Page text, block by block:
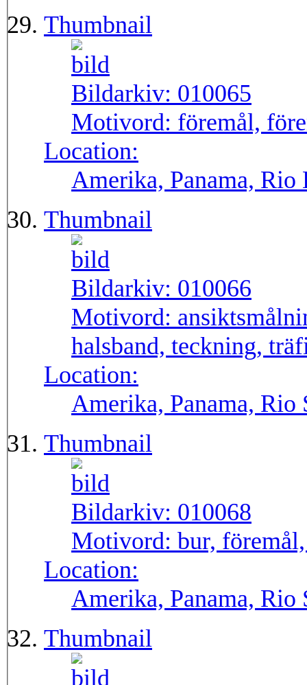
Thumbnail
Bildarkiv: 010065
Motivord: föremål,
Location:
Amerika, Panama, Rio
Thumbnail
Bildarkiv: 010066
Motivord:
halsband, teckning,
Location:
Amerika, Panama, Rio
Thumbnail
Bildarkiv: 010068
Motivord: bur,
Location:
Amerika, Panama, Rio
Thumbnail